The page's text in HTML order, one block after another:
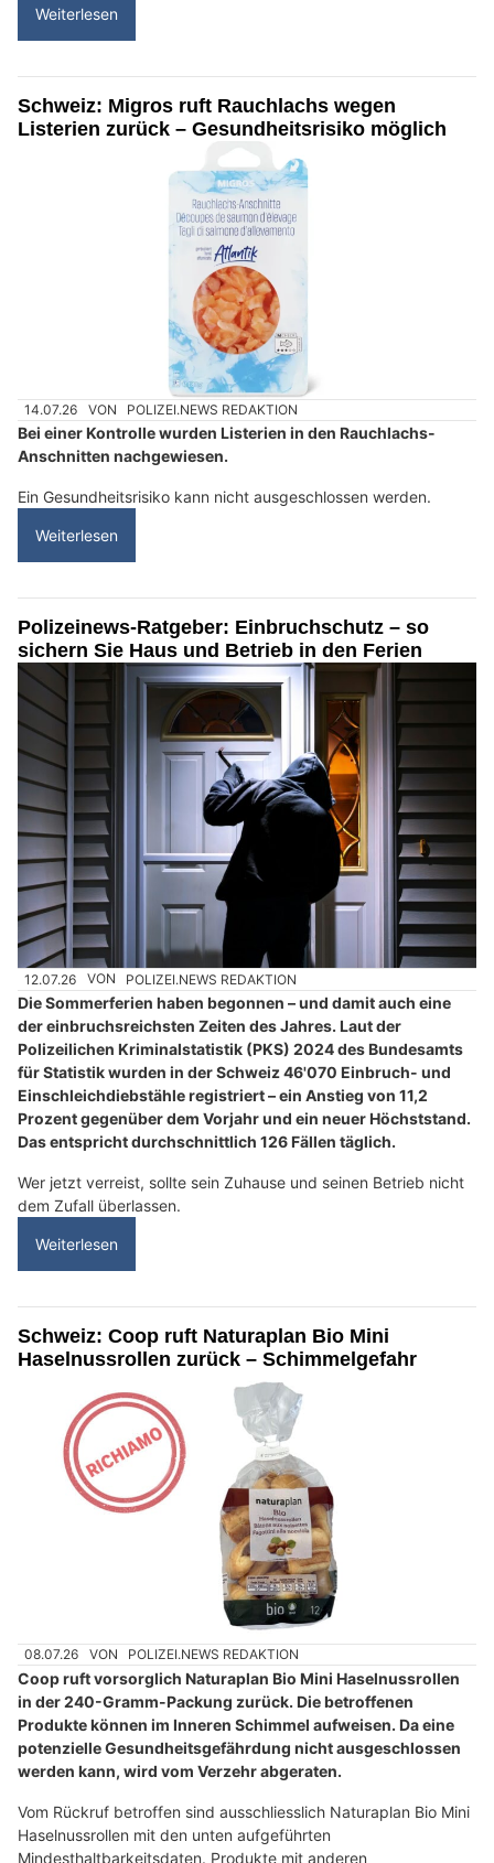
Weiterlesen
Schweiz: Migros ruft Rauchlachs wegen
Listerien zurück – Gesundheitsrisiko möglich
14.07.26 VON POLIZEI.NEWS REDAKTION
Bei einer Kontrolle wurden Listerien in den Rauchlachs-
Anschnitten nachgewiesen.
Ein Gesundheitsrisiko kann nicht ausgeschlossen werden.
Weiterlesen
Polizeinews-Ratgeber: Einbruchschutz – so
sichern Sie Haus und Betrieb in den Ferien
12.07.26 VON POLIZEI.NEWS REDAKTION
Die Sommerferien haben begonnen – und damit auch eine
der einbruchsreichsten Zeiten des Jahres. Laut der
Polizeilichen Kriminalstatistik (PKS) 2024 des Bundesamts
für Statistik wurden in der Schweiz 46'070 Einbruch- und
Einschleichdiebstähle registriert – ein Anstieg von 11,2
Prozent gegenüber dem Vorjahr und ein neuer Höchststand.
Das entspricht durchschnittlich 126 Fällen täglich.
Wer jetzt verreist, sollte sein Zuhause und seinen Betrieb nicht
dem Zufall überlassen.
Weiterlesen
Schweiz: Coop ruft Naturaplan Bio Mini
Haselnussrollen zurück – Schimmelgefahr
08.07.26 VON POLIZEI.NEWS REDAKTION
Coop ruft vorsorglich Naturaplan Bio Mini Haselnussrollen
in der 240-Gramm-Packung zurück. Die betroffenen
Produkte können im Inneren Schimmel aufweisen. Da eine
potenzielle Gesundheitsgefährdung nicht ausgeschlossen
werden kann, wird vom Verzehr abgeraten.
Vom Rückruf betroffen sind ausschliesslich Naturaplan Bio Mini
Haselnussrollen mit den unten aufgeführten
Mindesthaltbarkeitsdaten. Produkte mit anderen